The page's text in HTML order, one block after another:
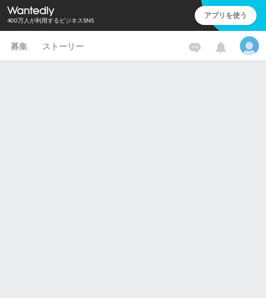
400万人が利用するビジネスSNS アプリを使う
募集 ストーリー